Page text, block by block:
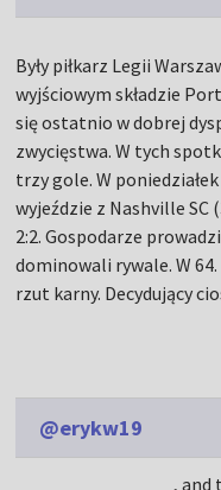
Były piłkarz Legii
wyjściowym składzie
się ostatnio w dobrej
zwycięstwa. W tych
trzy gole. W
wyjeździe z Nashville SC
2:2. Gospodarze
dominowali rywale. W
rzut karny. Decydujący
@erykw19
, and